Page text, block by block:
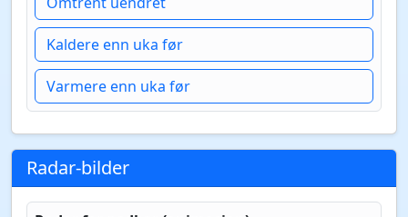
Kaldere enn uka før
Varmere enn uka før
Radar-bilder